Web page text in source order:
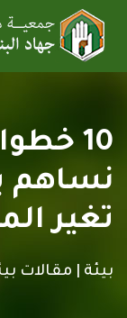
10
نساهم
تغير
بيئة | مقالات